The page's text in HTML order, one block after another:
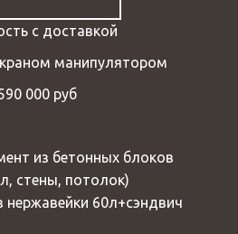
с доставкой
манипулятором
000 руб
из бетонных блоков
стены, потолок)
нержавейки 60л+сэндвич